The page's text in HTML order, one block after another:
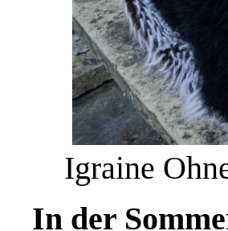
Igraine
In der